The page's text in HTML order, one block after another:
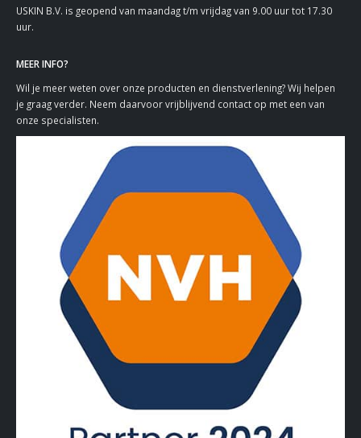
USKIN B.V. is geopend van maandag t/m vrijdag van 9.00 uur tot 17.30
uur.
MEER INFO?
Wil je meer weten over onze producten en dienstverlening? Wij helpen
je graag verder. Neem daarvoor vrijblijvend contact op met een van
onze specialisten.